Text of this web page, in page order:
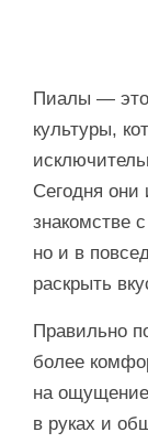
Пиалы —
культуры,
Сегодня они
знакомстве
но и в
раскрыть
Правильно
более
на
в руках и